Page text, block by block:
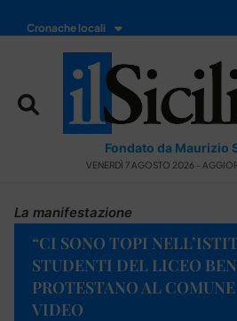
Cronache locali
Fondato da Maurizio
VENERDÌ 7 AGOSTO 2026 -
La manifestazione
“CI SONO TOPI
STUDENTI DEL LICEO
PROTESTANO AL
VIDEO